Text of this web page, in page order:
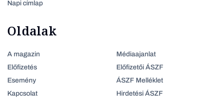
Napi címlap
Oldalak
A magazin
Előfizetés
Esemény
Kapcsolat
Médiaajanlat
Előfizetői ÁSZF
ÁSZF Melléklet
Hirdetési ÁSZF